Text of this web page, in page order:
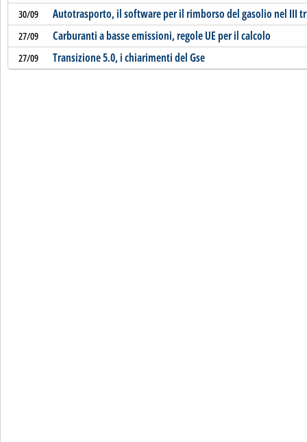
30/09 Autotrasporto, il software per il rimborso del gasolio nel III
27/09 Carburanti a basse emissioni, regole UE per il calcolo
27/09 Transizione 5.0, i chiarimenti del Gse